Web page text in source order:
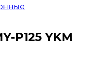
P125 YKM